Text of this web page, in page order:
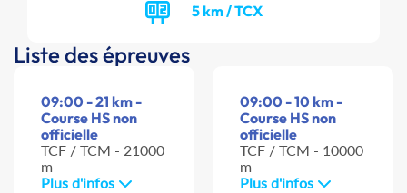
5 km / TCX
Liste des épreuves
09:00 - 21 km -
Course HS non
officielle
TCF / TCM - 21000
m
Plus d'infos
09:00 - 10 km -
Course HS non
officielle
TCF / TCM - 10000
m
Plus d'infos